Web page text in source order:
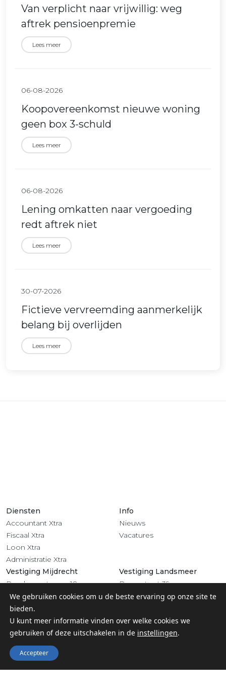
Van verplicht naar vrijwillig: weg
aftrek pensioenpremie
Lees meer
06-08-2026
Koopovereenkomst nieuwe woning
geen box 3-schuld
Lees meer
06-08-2026
Lening omkatten naar vergoeding
redt aftrek niet
Lees meer
30-07-2026
Fictieve vervreemding aanmerkelijk
belang bij overlijden
Lees meer
Volg ons
Diensten
Accountant Xtra
Fiscaal Xtra
Loon Xtra
Administratie Xtra
Info
Nieuws
Vacatures
Vestiging Mijdrecht
Rendementsweg 18
3641 SL Mijdrecht
0297 - 283 201
Vestiging Landsmeer
Dorpsstraat 39
1121 BV Landsmeer
We gebruiken cookies om u de beste ervaring op onze site te
bieden.
U kunt meer informatie vinden over welke cookies we
gebruiken of deze uitschakelen in de instellingen.
Accepteer